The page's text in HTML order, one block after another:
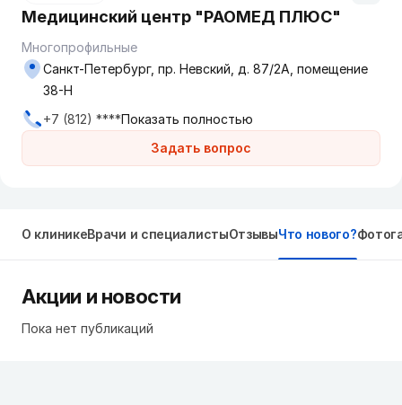
Медицинский центр "РАОМЕД ПЛЮС"
Многопрофильные
Задать вопрос
Санкт-Петербург, пр. Невский, д. 87/2А, помещение
38-Н
+7 (812) ****Показать полностью
О клиникеВрачи и специалистыОтзывыЧто нового?
Акции и новости
Пока нет публикаций